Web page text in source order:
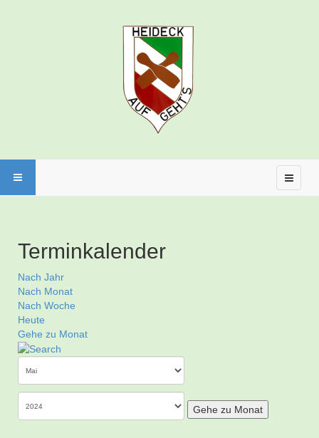
Terminkalender
Nach Jahr
Nach Monat
Nach Woche
Heute
Gehe zu Monat
Gehe zu Monat